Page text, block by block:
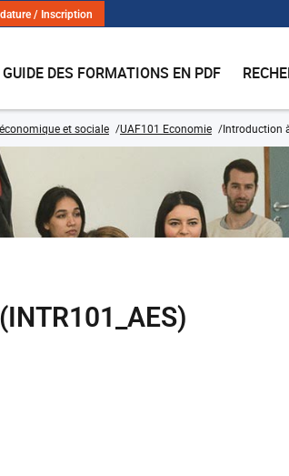
/ Inscription
GUIDE DES FORMATIONS EN PDF
et sociale UAF101 Economie Introduction